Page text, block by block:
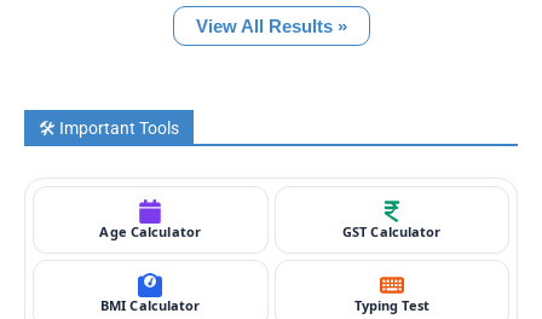
View All Results »
🛠️ Important Tools
Age Calculator GST Calculator
BMI Calculator Typing Test